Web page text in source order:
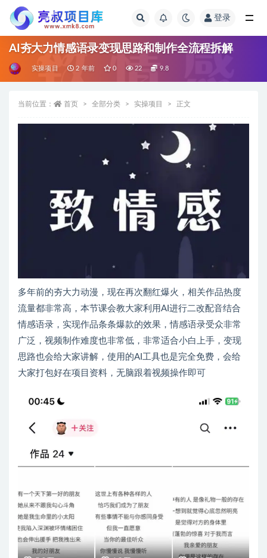
登录
AI夯大力情感语录变现思路和制作全流程拆解
实操项目 2 年前 0 22 9.8
当前位置： 首页 全部分类 实操项目 正文
多年前的夯大力动漫，现在再次翻红爆火，相关作品热度
流量都非常高，本节课会教大家利用AI进行二改配音结合
情感语录，实现作品条条爆款的效果，情感语录受众非常
广泛，视频制作难度也非常低，非常适合小白上手，变现
思路也会给大家讲解，使用的AI工具也是完全免费，会给
大家打包好在项目资料，无脑跟着视频操作即可